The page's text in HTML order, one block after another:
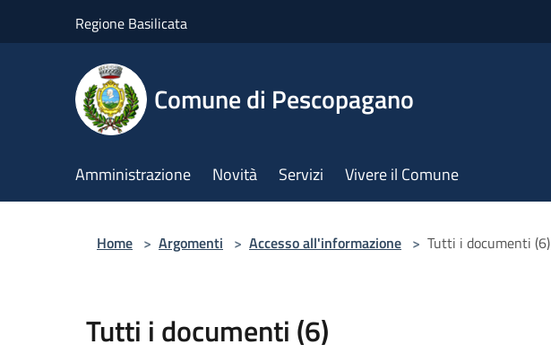
Regione Basilicata
Comune di Pescopagano
Amministrazione Novità Servizi Vivere il Comune
Home > Argomenti > Accesso all'informazione > Tutti i documenti (6)
Tutti i documenti (6)